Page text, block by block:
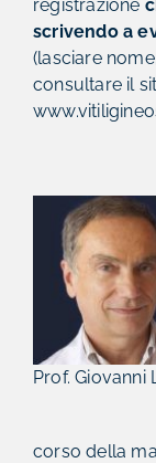
registrazione
scrivendo a
(lasciare
consultare il
Prof. Giovanni
corso della